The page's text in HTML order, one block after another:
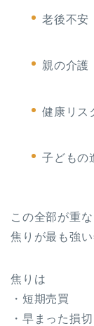
老後不安
親の介護
健康リス
子どもの
この全部が重な
焦りが最も強い
焦りは
・短期売買
・早まった損切